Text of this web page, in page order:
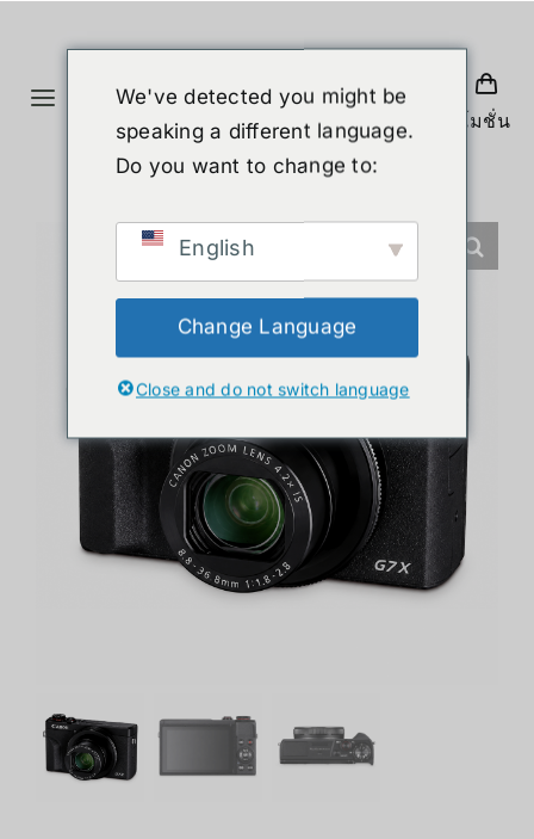
เนื้อหาToggle
Navigation
หน้าแรก
หุ่นยนต์รูปร่างมนุษย์
ข่าวสาร
บริการ
ร้านค้า
เกี่ยวกับเรา
โปรโมชั่น
We've detected you might be
speaking a different language.
Do you want to change to:
English
Change Language
Close and do not switch language